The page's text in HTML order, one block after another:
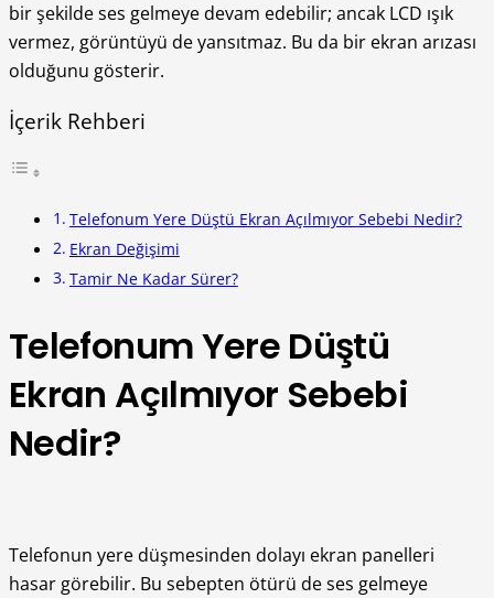
bir şekilde ses gelmeye devam edebilir; ancak LCD ışık
vermez, görüntüyü de yansıtmaz. Bu da bir ekran arızası
olduğunu gösterir.
İçerik Rehberi
Telefonum Yere Düştü Ekran Açılmıyor Sebebi Nedir?
Ekran Değişimi
Tamir Ne Kadar Sürer?
Telefonum Yere Düştü
Ekran Açılmıyor Sebebi
Nedir?
Telefonun yere düşmesinden dolayı ekran panelleri
hasar görebilir. Bu sebepten ötürü de ses gelmeye